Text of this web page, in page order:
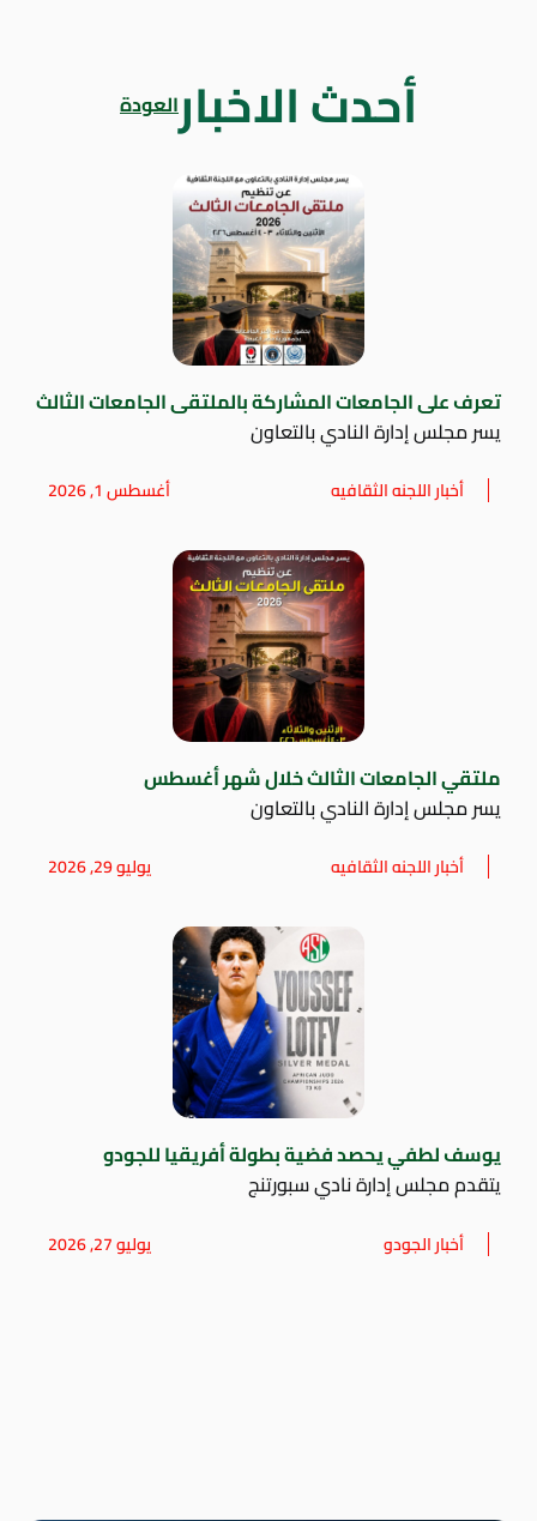
أحدث الاخبارالعودة
تعرف على الجامعات المشاركة بالملتقى الجامعات الثالث
يسر مجلس إدارة النادي بالتعاون
أخبار اللجنه الثقافيه أغسطس 1, 2026
ملتقي الجامعات الثالث خلال شهر أغسطس
يسر مجلس إدارة النادي بالتعاون
أخبار اللجنه الثقافيه يوليو 29, 2026
يوسف لطفي يحصد فضية بطولة أفريقيا للجودو
يتقدم مجلس إدارة نادي سبورتنج
أخبار الجودو يوليو 27, 2026